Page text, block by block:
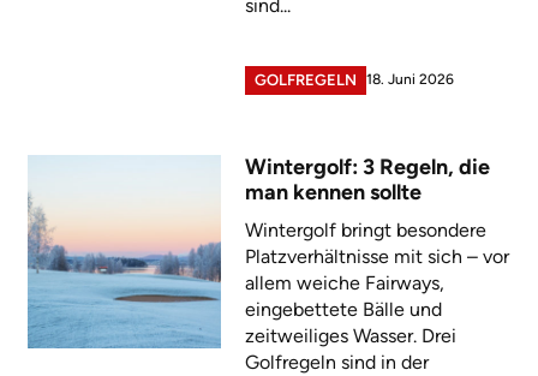
sind...
GOLFREGELN 18. Juni 2026
Wintergolf: 3 Regeln, die
man kennen sollte
Wintergolf bringt besondere
Platzverhältnisse mit sich – vor
allem weiche Fairways,
eingebettete Bälle und
zeitweiliges Wasser. Drei
Golfregeln sind in der